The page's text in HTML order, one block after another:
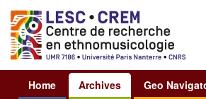
Home Archives Geo